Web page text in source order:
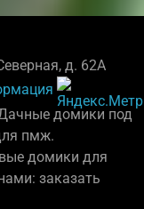
д. 62А
домики под
пмж.
домики для
заказать